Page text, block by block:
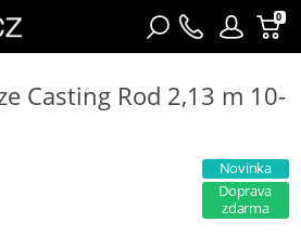
0
Casting Rod 2,13 m 10-
Novinka
Doprava
zdarma